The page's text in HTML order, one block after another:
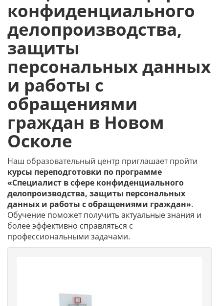
конфиденциального
делопроизводства,
защиты
персональных данных
и работы с
обращениями
граждан в Новом
Осколе
Наш образовательный центр приглашает пройти
курсы переподготовки по программе
«Специалист в сфере конфиденциального
делопроизводства, защиты персональных
данных и работы с обращениями граждан».
Обучение поможет получить актуальные знания и
более эффективно справляться с
профессиональными задачами.